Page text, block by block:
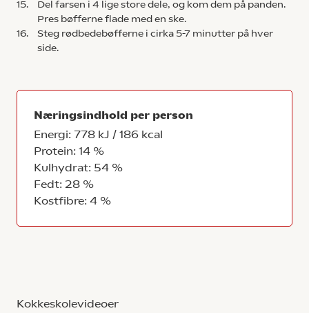
15.
Del farsen i 4 lige store dele, og kom dem på panden.
Pres bøfferne flade med en ske.
16.
Steg rødbedebøfferne i cirka 5-7 minutter på hver
side.
Næringsindhold per person
Energi: 778 kJ / 186 kcal
Protein: 14 %
Kulhydrat: 54 %
Fedt: 28 %
Kostfibre: 4 %
Kokkeskolevideoer